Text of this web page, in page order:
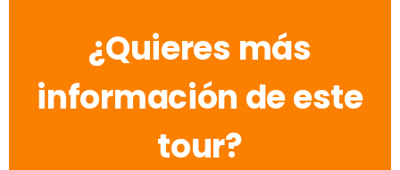
¿Quieres más
información de este
tour?